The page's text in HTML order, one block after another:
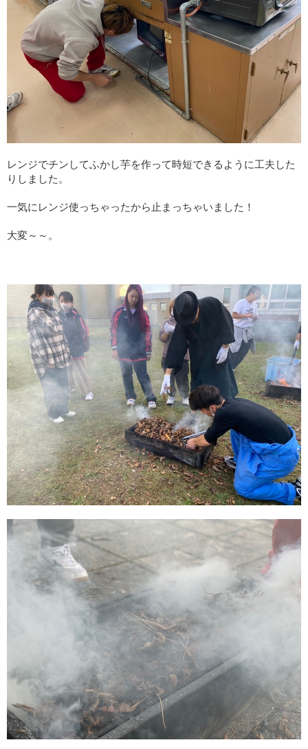
レンジでチンしてふかし芋を作って時短できるように工夫した
りしました。
一気にレンジ使っちゃったから止まっちゃいました！
大変～～。